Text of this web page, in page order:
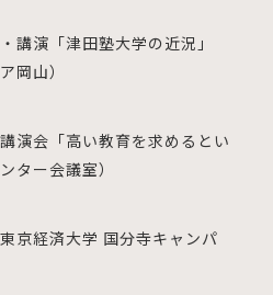
講演「津田塾大学の近況」
岡山）
演会「高い教育を求めるとい
ター会議室）
京経済大学 国分寺キャンパ